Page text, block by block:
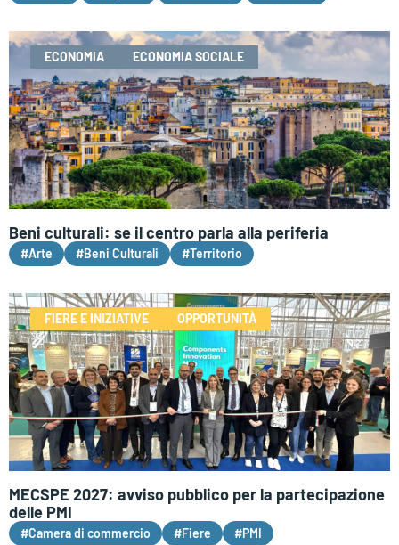
ECONOMIA ECONOMIA SOCIALE
Beni culturali: se il centro parla alla periferia
#Arte #Beni Culturali #Territorio
FIERE E INIZIATIVE OPPORTUNITÀ
MECSPE 2027: avviso pubblico per la partecipazione
delle PMI
#Camera di commercio #Fiere #PMI